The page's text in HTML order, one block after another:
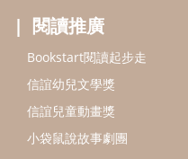
(02)2396-5305轉2345 (
認識信誼 合作洽談 智
本網站建議使用IE9(含以上)或
信誼基金會/上誼文化實業股份